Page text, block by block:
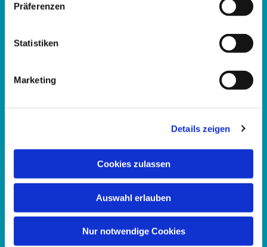
Präferenzen
Statistiken
Marketing
Details zeigen
Cookies zulassen
Auswahl erlauben
Nur notwendige Cookies
Evangelisches Familienbildungszentrum Kassel
34121 Kassel
Montag bis Freitag: 8:30 - 12:30 Uhr
Dienstag und Donnerstag: 13:30 - 16:30 Uhr
Abweichende Öffnungszeiten in den hessischen